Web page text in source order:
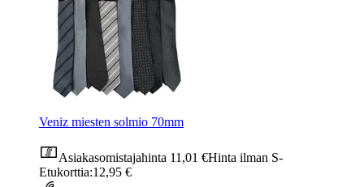
Veniz miesten solmio 70mm
Asiakasomistajahinta 11,01 €Hinta ilman S-
Etukorttia:12,95 €